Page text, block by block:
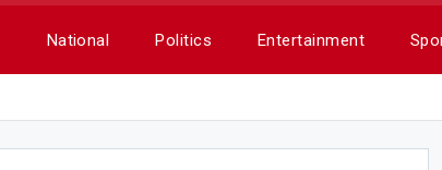
National Politics Entertainment